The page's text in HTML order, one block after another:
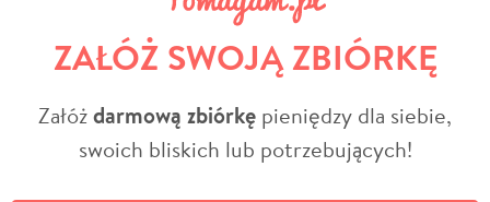
ZAŁÓŻ SWOJĄ ZBIÓRKĘ
Załóżdarmową zbiórkę pieniędzy dla siebie,
swoich bliskich lub potrzebujących!